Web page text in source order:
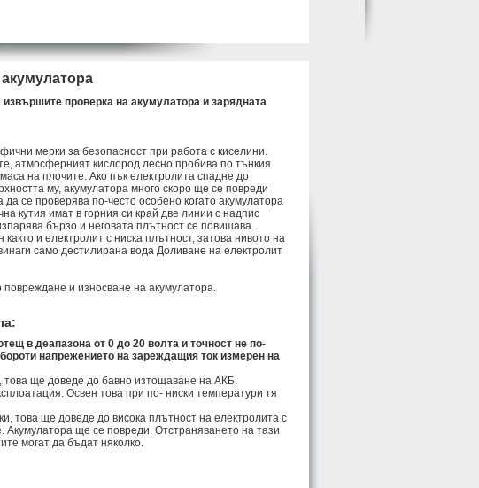
проверка на акумулатора и зарядната
мерки за безопасност при работа с киселини.
атмосферният кислород лесно пробива по тънкия
на плочите. Ако пък електролита спадне до
му, акумулатора много скоро ще се повреди
се проверява по-често особено когато акумулатора
кутия имат в горния си край две линии с надпис
бързо и неговата плътност се повишава.
и електролит с ниска плътност, затова нивото на
само дестилирана вода Доливане на електролит
и износване на акумулатора.
в деапазона от 0 до 20 волта и точност не по-
напрежението на зареждащия ток измерен на
това ще доведе до бавно изтощаване на АКБ.
Освен това при по- ниски температури тя
това ще доведе до висока плътност на електролита с
ще се повреди. Отстраняването на тази
могат да бъдат няколко.